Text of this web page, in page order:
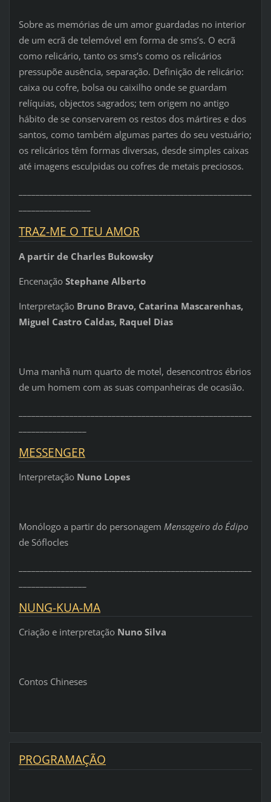
Sobre as memórias de um amor guardadas no interior
de um ecrã de telemóvel em forma de sms’s. O ecrã
como relicário, tanto os sms’s como os relicários
pressupõe ausência, separação. Definição de relicário:
caixa ou cofre, bolsa ou caixilho onde se guardam
relíquias, objectos sagrados; tem origem no antigo
hábito de se conservarem os restos dos mártires e dos
santos, como também algumas partes do seu vestuário;
os relicários têm formas diversas, desde simples caixas
até imagens esculpidas ou cofres de metais preciosos.
TRAZ-ME O TEU AMOR
A partir de Charles Bukowsky
Encenação Stephane Alberto
Interpretação Bruno Bravo, Catarina Mascarenhas,
Miguel Castro Caldas, Raquel Dias
Uma manhã num quarto de motel, desencontros ébrios
de um homem com as suas companheiras de ocasião.
MESSENGER
Interpretação Nuno Lopes
Monólogo a partir do personagem Mensageiro do Édipo
de Sóflocles
NUNG-KUA-MA
Criação e interpretação Nuno Silva
Contos Chineses
PROGRAMAÇÃO